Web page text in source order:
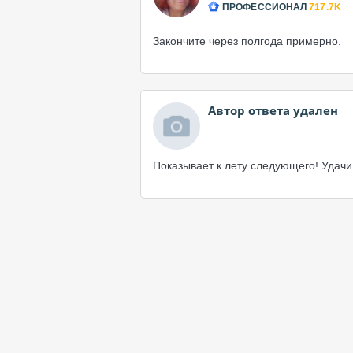
ПРОФЕССИОНАЛ 717.7K
Закончите через полгода примерно.
Автор ответа удален
Показывает к лету следующего!